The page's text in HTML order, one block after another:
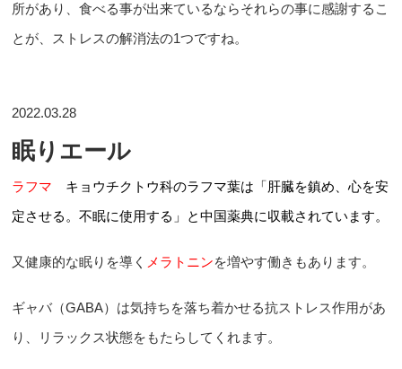
所があり、食べる事が出来ているならそれらの事に感謝するこ
とが、ストレスの解消法の1つですね。
2022.03.28
眠りエール
ラフマ キョウチクトウ科のラフマ葉は「肝臓を鎮め、心を安
定させる。不眠に使用する」と中国薬典に収載されています。
又健康的な眠りを導く メラトニンを増やす働きもあります。
ギャバ（GABA）は気持ちを落ち着かせる抗ストレス作用があ
り、リラックス状態をもたらしてくれます。